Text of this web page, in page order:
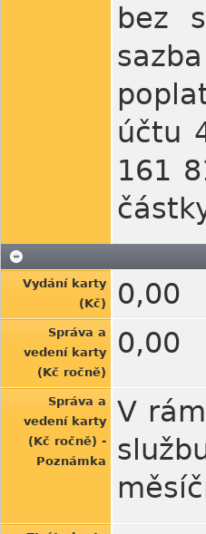
bez
účtu
161
Vydání karty
(Kč)
0,00
Správa a
vedení karty
(Kč ročně)
0,00
Správa a
vedení karty
(Kč ročně) -
Poznámka
V